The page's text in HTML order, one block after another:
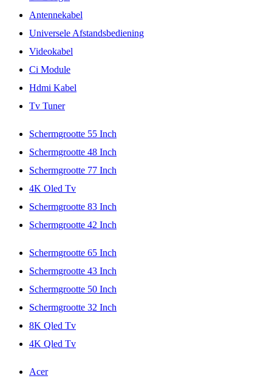
Antennekabel
Universele Afstandsbediening
Videokabel
Ci Module
Hdmi Kabel
Tv Tuner
Schermgrootte 55 Inch
Schermgrootte 48 Inch
Schermgrootte 77 Inch
4K Oled Tv
Schermgrootte 83 Inch
Schermgrootte 42 Inch
Schermgrootte 65 Inch
Schermgrootte 43 Inch
Schermgrootte 50 Inch
Schermgrootte 32 Inch
8K Qled Tv
4K Qled Tv
Acer